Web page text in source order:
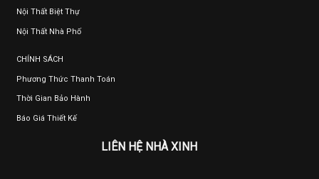
Nội Thất Biệt Thự
Nội Thất Nhà Phố
CHÍNH SÁCH
Phương Thức Thanh Toán
Thời Gian Bảo Hành
Báo Giá Thiết Kế
LIÊN HỆ NHÀ XINH